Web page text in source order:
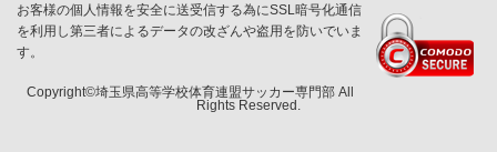
お客様の個人情報を安全に送受信する為にSSL暗号化通信
を利用し第三者によるデータの改ざんや盗用を防いでいま
す。
Copyright©埼玉県高等学校体育連盟サッカー専門部 All
Rights Reserved.